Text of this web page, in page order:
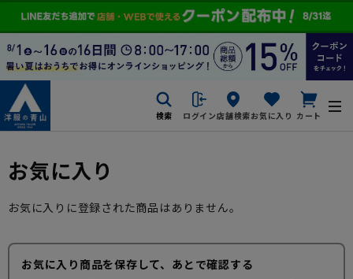
検索 ログイン店舗検索お気に入り カート
お気に入り
お気に入りに登録された商品はありません。
お気に入り商品を保存して、あとで確認する